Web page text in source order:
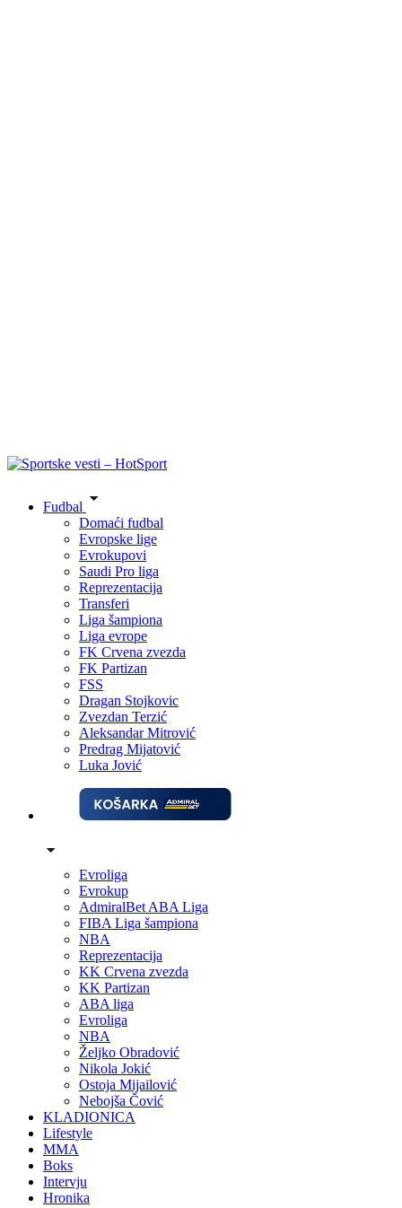
Fudbal
Domaći fudbal
Evropske lige
Evrokupovi
Saudi Pro liga
Reprezentacija
Transferi
Liga šampiona
Liga evrope
FK Crvena zvezda
FK Partizan
FSS
Dragan Stojkovic
Zvezdan Terzić
Aleksandar Mitrović
Predrag Mijatović
Luka Jović
Evroliga
Evrokup
AdmiralBet ABA Liga
FIBA Liga šampiona
NBA
Reprezentacija
KK Crvena zvezda
KK Partizan
ABA liga
Evroliga
NBA
Željko Obradović
Nikola Jokić
Ostoja Mijailović
Nebojša Čović
KLADIONICA
Lifestyle
MMA
Boks
Intervju
Hronika